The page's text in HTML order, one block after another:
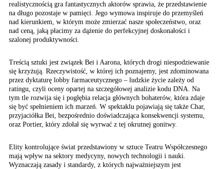
realistycznością gra fantastycznych aktorów sprawia, że przedstawienie
na długo pozostaje w pamięci. Jego wymowa inspiruje do przemyśleń
nad kierunkiem, w którym może zmierzać nasze społeczeństwo, oraz
nad ceną, jaką płacimy za dążenie do perfekcyjnej doskonałości i
szalonej produktywności.
Treścią sztuki jest związek Bei i Aarona, których drogi niespodziewanie
się krzyżują. Rzeczywistość, w której ich poznajemy, jest zdominowana
przez dyktaturę lobby farmaceutycznego – ludzkie życie zależy od
ratingu, czyli oceny opartej na szczegółowej analizie kodu DNA. Na
tym tle rozwija się i pogłębia relacja głównych bohaterów, która zdaje
się być spełnieniem ich marzeń. W spektaklu pojawiają się także Char,
przyjaciółka Bei, bezpośrednio doświadczająca konsekwencji systemu,
oraz Portier, który zdołał się wyrwać z tej okrutnej gonitwy.
Elity kontrolujące świat przedstawiony w sztuce Teatru Współczesnego
mają wpływ na sektory medycyny, nowych technologii i nauki.
Wyznaczają zasady i standardy, z których najważniejszym jest